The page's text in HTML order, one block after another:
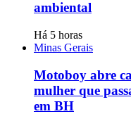
ambiental
Há 5 horas
Minas Gerais
Motoboy abre
mulher que
em BH